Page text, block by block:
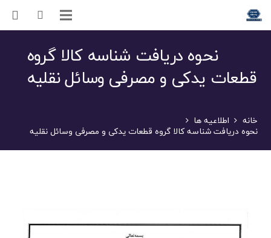
نحوه دریافت شناسه کالا گروه
قطعات یدکی و مصرفی وسائل نقلیه
خانه اطلاعیه ها
نحوه دریافت شناسه کالا گروه قطعات یدکی و مصرفی وسائل نقلیه